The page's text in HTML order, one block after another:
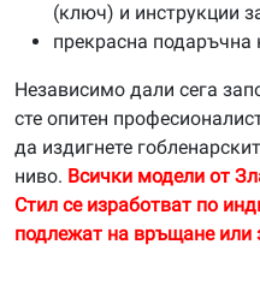
(ключ) и инструкции
прекрасна подаръчна
Независимо дали сега
сте опитен
да издигнете
ниво. Всички модели от
Стил се изработват по
подлежат на връщане или